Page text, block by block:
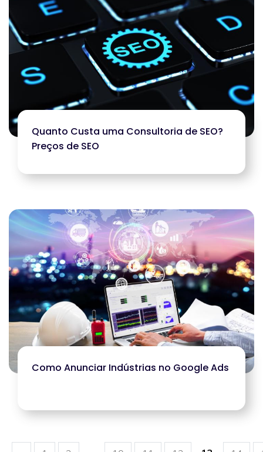
Quanto Custa uma Consultoria de SEO?
Preços de SEO
Como Anunciar Indústrias no Google Ads